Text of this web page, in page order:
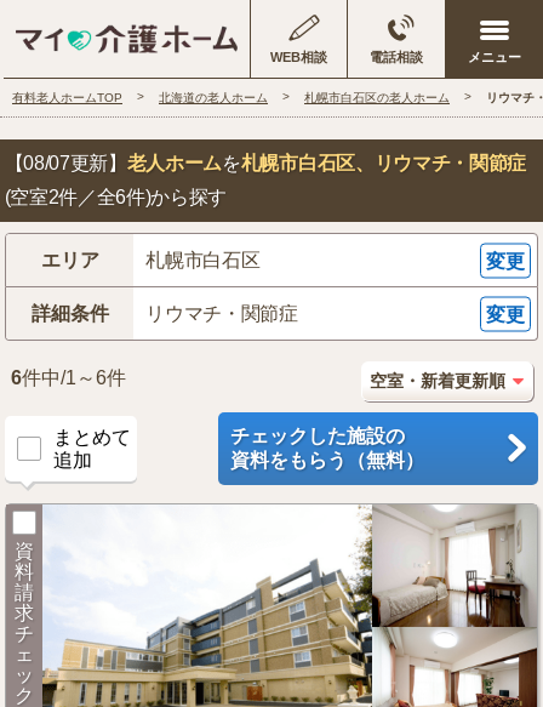
WEB相談 電話相談
有料老人ホームTOP 北海道の老人ホーム 札幌市白石区の老人ホーム リウマチ
【08/07更新】 老人ホームを札幌市白石区、リウマチ・関節症
(空室2件／全6件)から探す
エリア 札幌市白石区 変更
詳細条件 リウマチ・関節症 変更
6件中/1～6件
まとめて
追加
チェックした施設の
資料をもらう（無料）
資
料
請
求
チ
ェ
ッ
ク